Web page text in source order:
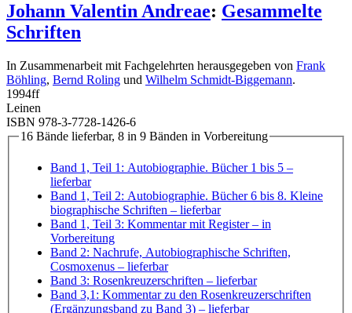
Johann Valentin Andreae: Gesammelte
Schriften
In Zusammenarbeit mit Fachgelehrten herausgegeben von Frank
Böhling, Bernd Roling und Wilhelm Schmidt-Biggemann.
1994ff
Leinen
ISBN 978-3-7728-1426-6
16 Bände lieferbar, 8 in 9 Bänden in Vorbereitung
Band 1, Teil 1: Autobiographie. Bücher 1 bis 5 –
lieferbar
Band 1, Teil 2: Autobiographie. Bücher 6 bis 8. Kleine
biographische Schriften – lieferbar
Band 1, Teil 3: Kommentar mit Register– in
Vorbereitung
Band 2: Nachrufe, Autobiographische Schriften,
Cosmoxenus – lieferbar
Band 3: Rosenkreuzerschriften – lieferbar
Band 3,1: Kommentar zu den Rosenkreuzerschriften
(Ergänzungsband zu Band 3) – lieferbar